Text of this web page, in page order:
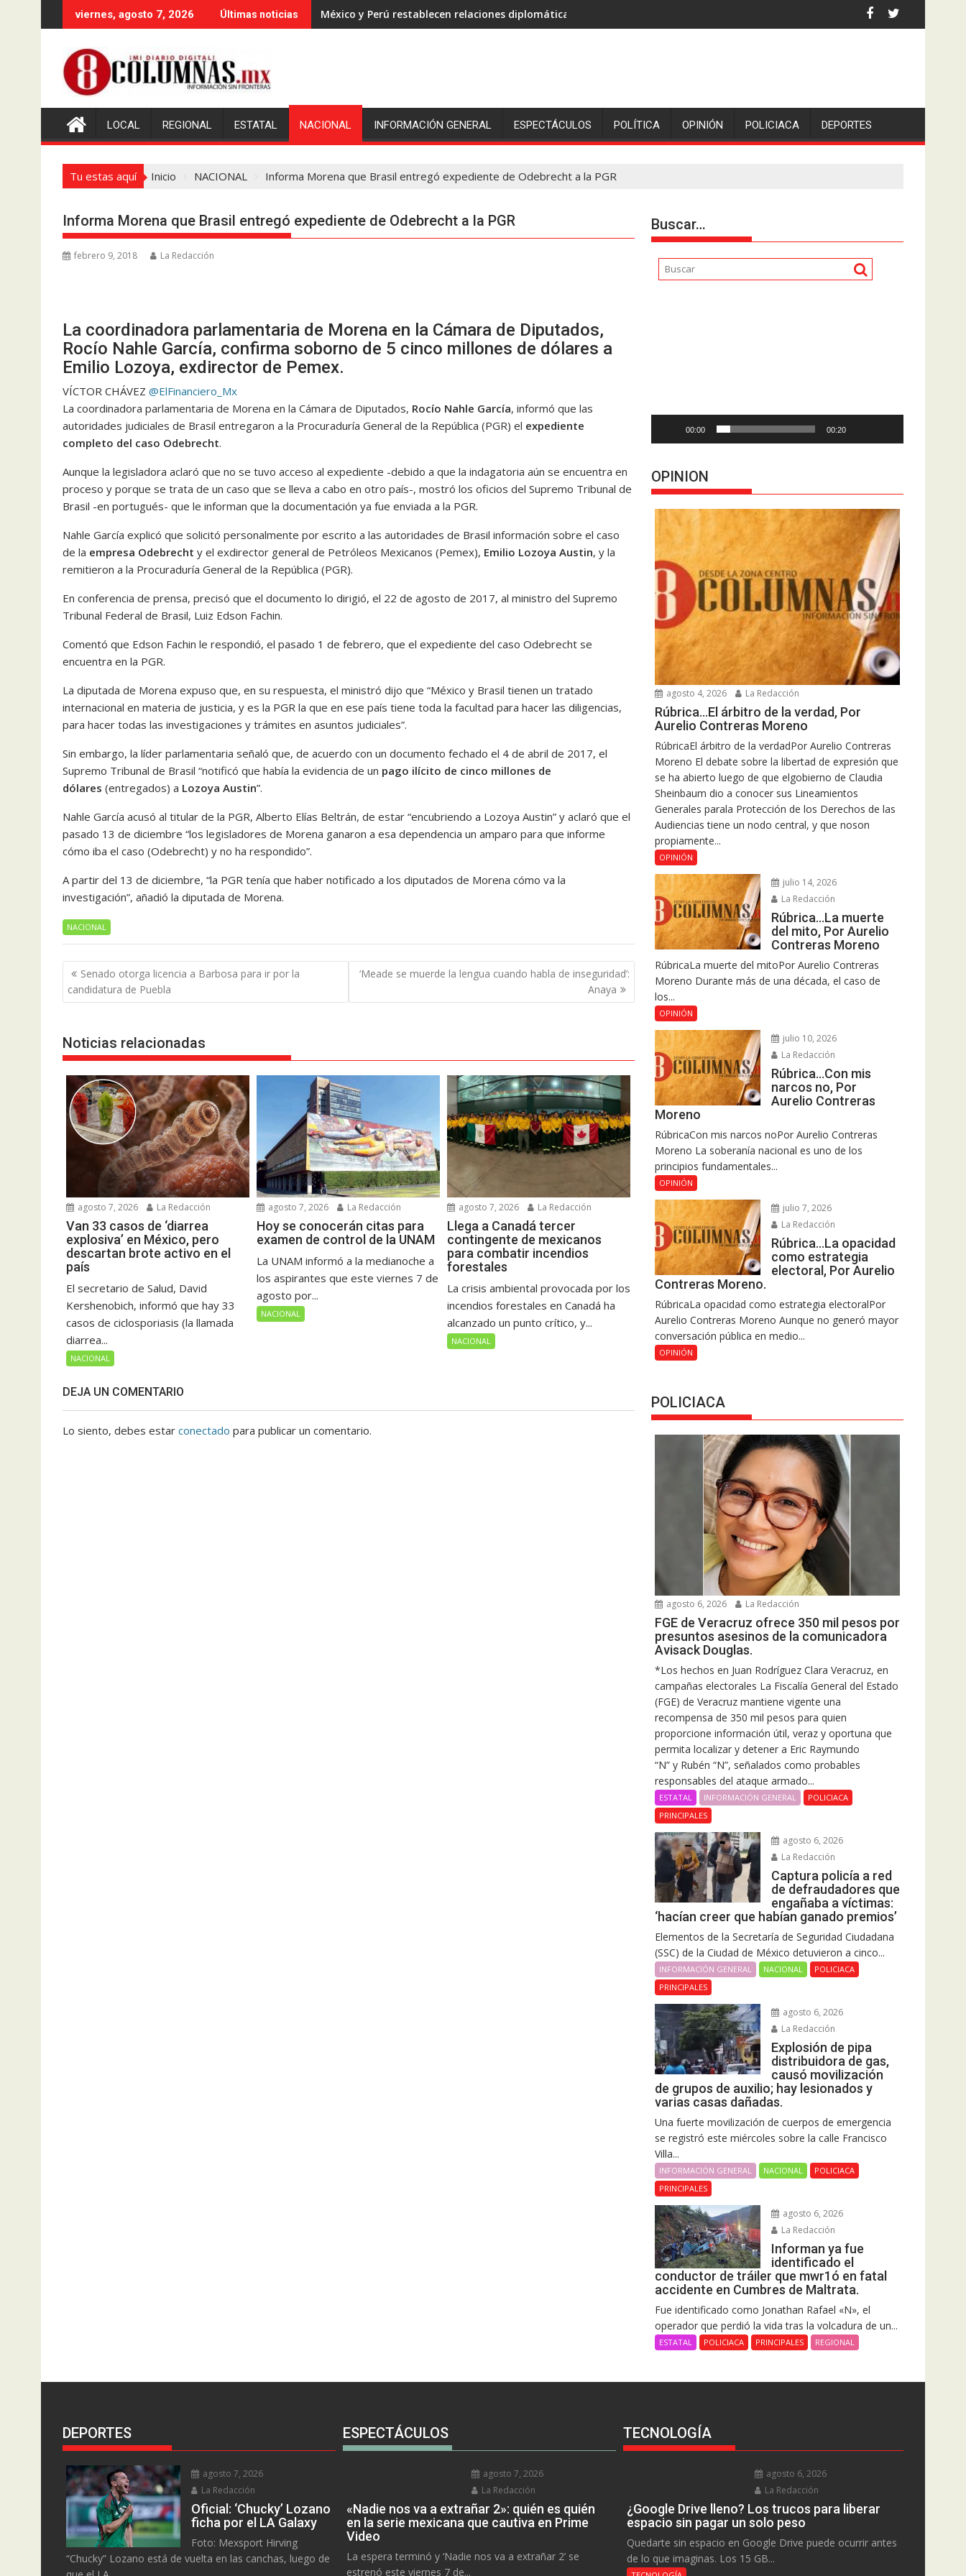
al
viernes, agosto 7, 2026 Últimas noticias México y Perú restablecen relaciones diplomáticas
LOCAL REGIONAL ESTATAL NACIONAL INFORMACIÓN GENERAL ESPECTÁCULOS POLÍTICA OPINIÓN POLICIACA DEPORTES
Tu estas aquí Inicio NACIONAL Informa Morena que Brasil entregó expediente de Odebrecht a la PGR
Informa Morena que Brasil entregó expediente de Odebrecht a la PGR
febrero 9, 2018 La Redacción
La coordinadora parlamentaria de Morena en la Cámara de Diputados,
Rocío Nahle García, confirma soborno de 5 cinco millones de dólares a
Emilio Lozoya, exdirector de Pemex.
VÍCTOR CHÁVEZ @ElFinanciero_Mx
La coordinadora parlamentaria de Morena en la Cámara de Diputados, Rocío Nahle García, informó que las
autoridades judiciales de Brasil entregaron a la Procuraduría General de la República (PGR) el expediente
completo del caso Odebrecht.
Aunque la legisladora aclaró que no se tuvo acceso al expediente -debido a que la indagatoria aún se encuentra en
proceso y porque se trata de un caso que se lleva a cabo en otro país-, mostró los oficios del Supremo Tribunal de
Brasil -en portugués- que le informan que la documentación ya fue enviada a la PGR.
Nahle García explicó que solicitó personalmente por escrito a las autoridades de Brasil información sobre el caso
de la empresa Odebrecht y el exdirector general de Petróleos Mexicanos (Pemex), Emilio Lozoya Austin, y la
remitieron a la Procuraduría General de la República (PGR).
En conferencia de prensa, precisó que el documento lo dirigió, el 22 de agosto de 2017, al ministro del Supremo
Tribunal Federal de Brasil, Luiz Edson Fachin.
Comentó que Edson Fachin le respondió, el pasado 1 de febrero, que el expediente del caso Odebrecht se
encuentra en la PGR.
La diputada de Morena expuso que, en su respuesta, el ministró dijo que “México y Brasil tienen un tratado
internacional en materia de justicia, y es la PGR la que en ese país tiene toda la facultad para hacer las diligencias,
para hacer todas las investigaciones y trámites en asuntos judiciales”.
Sin embargo, la líder parlamentaria señaló que, de acuerdo con un documento fechado el 4 de abril de 2017, el
Supremo Tribunal de Brasil “notificó que había la evidencia de un pago ilícito de cinco millones de
dólares (entregados) a Lozoya Austin”.
Nahle García acusó al titular de la PGR, Alberto Elías Beltrán, de estar “encubriendo a Lozoya Austin” y aclaró que el
pasado 13 de diciembre “los legisladores de Morena ganaron a esa dependencia un amparo para que informe
cómo iba el caso (Odebrecht) y no ha respondido”.
A partir del 13 de diciembre, “la PGR tenía que haber notificado a los diputados de Morena cómo va la
investigación”, añadió la diputada de Morena.
NACIONAL
Navegación
de
entradas
Senado otorga licencia a Barbosa para ir por la
candidatura de Puebla
‘Meade se muerde la lengua cuando habla de inseguridad’:
Anaya
Noticias relacionadas
agosto 7, 2026 La Redacción
Van 33 casos de ‘diarrea
explosiva’ en México, pero
descartan brote activo en el
país
El secretario de Salud, David
Kershenobich, informó que hay 33
casos de ciclosporiasis (la llamada
diarrea...
NACIONAL
agosto 7, 2026 La Redacción
Hoy se conocerán citas para
examen de control de la UNAM
La UNAM informó a la medianoche a
los aspirantes que este viernes 7 de
agosto por...
NACIONAL
agosto 7, 2026 La Redacción
Llega a Canadá tercer
contingente de mexicanos
para combatir incendios
forestales
La crisis ambiental provocada por los
incendios forestales en Canadá ha
alcanzado un punto crítico, y...
NACIONAL
DEJA UN COMENTARIO
Lo siento, debes estar conectado para publicar un comentario.
Buscar…
00:00 00:20
OPINION
agosto 4, 2026 La Redacción
Rúbrica…El árbitro de la verdad, Por
Aurelio Contreras Moreno
RúbricaEl árbitro de la verdadPor Aurelio Contreras
Moreno El debate sobre la libertad de expresión que
se ha abierto luego de que elgobierno de Claudia
Sheinbaum dio a conocer sus Lineamientos
Generales parala Protección de los Derechos de las
Audiencias tiene un nodo central, y que noson
propiamente...
OPINIÓN
julio 14, 2026
La Redacción
Rúbrica…La muerte
del mito, Por Aurelio
Contreras Moreno
RúbricaLa muerte del mitoPor Aurelio Contreras
Moreno Durante más de una década, el caso de
los...
OPINIÓN
julio 10, 2026
La Redacción
Rúbrica…Con mis
narcos no, Por
Aurelio Contreras
Moreno
RúbricaCon mis narcos noPor Aurelio Contreras
Moreno La soberanía nacional es uno de los
principios fundamentales...
OPINIÓN
julio 7, 2026
La Redacción
Rúbrica…La opacidad
como estrategia
electoral, Por Aurelio
Contreras Moreno.
RúbricaLa opacidad como estrategia electoralPor
Aurelio Contreras Moreno Aunque no generó mayor
conversación pública en medio...
OPINIÓN
POLICIACA
agosto 6, 2026 La Redacción
FGE de Veracruz ofrece 350 mil pesos por
presuntos asesinos de la comunicadora
Avisack Douglas.
*Los hechos en Juan Rodríguez Clara Veracruz, en
campañas electorales La Fiscalía General del Estado
(FGE) de Veracruz mantiene vigente una
recompensa de 350 mil pesos para quien
proporcione información útil, veraz y oportuna que
permita localizar y detener a Eric Raymundo
“N” y Rubén “N”, señalados como probables
responsables del ataque armado...
ESTATAL INFORMACIÓN GENERAL
POLICIACA
PRINCIPALES
agosto 6, 2026
La Redacción
Captura policía a red
de defraudadores que
engañaba a víctimas:
‘hacían creer que habían ganado premios’
Elementos de la Secretaría de Seguridad Ciudadana
(SSC) de la Ciudad de México detuvieron a cinco...
INFORMACIÓN GENERAL NACIONAL
POLICIACA
PRINCIPALES
agosto 6, 2026
La Redacción
Explosión de pipa
distribuidora de gas,
causó movilización
de grupos de auxilio; hay lesionados y
varias casas dañadas.
Una fuerte movilización de cuerpos de emergencia
se registró este miércoles sobre la calle Francisco
Villa...
INFORMACIÓN GENERAL NACIONAL
POLICIACA
PRINCIPALES
agosto 6, 2026
La Redacción
Informan ya fue
identificado el
conductor de tráiler que mwr1ó en fatal
accidente en Cumbres de Maltrata.
Fue identificado como Jonathan Rafael «N», el
operador que perdió la vida tras la volcadura de un...
ESTATAL POLICIACA PRINCIPALES REGIONAL
DEPORTES
agosto 7, 2026
La Redacción
Oficial: ‘Chucky’ Lozano
ficha por el LA Galaxy
Foto: Mexsport Hirving
“Chucky” Lozano está de vuelta en las canchas, luego de
ESPECTÁCULOS
agosto 7, 2026
La Redacción
«Nadie nos va a extrañar 2»: quién es quién
en la serie mexicana que cautiva en Prime
Video
La espera terminó y ‘Nadie nos va a extrañar 2’ se
estrenó este viernes 7 de...
TECNOLOGÍA
agosto 6, 2026
La Redacción
¿Google Drive lleno? Los trucos para liberar
espacio sin pagar un solo peso
Quedarte sin espacio en Google Drive puede ocurrir antes
de lo que imaginas. Los 15 GB...